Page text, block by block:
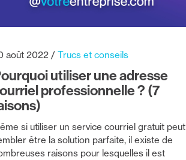
utiliser une adresse
professionnelle ? (7
août 2022 Trucs et conseils
si utiliser un service courriel gratuit peut
être la solution parfaite, il existe de
raisons pour lesquelles il est